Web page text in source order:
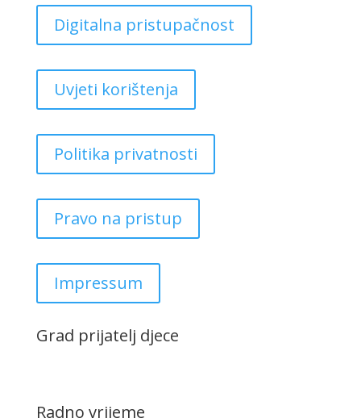
Digitalna pristupačnost
Uvjeti korištenja
Politika privatnosti
Pravo na pristup
Impressum
Grad prijatelj djece
Radno vrijeme